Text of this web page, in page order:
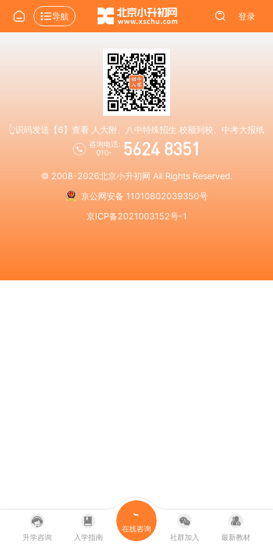
导航 登录
👆识码发送【6】查看 人大附、八中特殊招生 校额到校、中考大报纸
咨询电话:
010-
5624 8351
© 2008-2026北京小升初网 All Rights Reserved.
京公网安备 11010802039350号
京ICP备2021003152号-1
升学咨询 入学指南
在线咨询
社群加入
最新教材